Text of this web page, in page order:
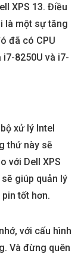
XPS 13. Điều
là một sự tăng
đã có CPU
8250U và i7-
xử lý Intel
thứ này sẽ
với Dell XPS
giúp quản lý
tốt hơn.
với cấu hình
Và đừng quên